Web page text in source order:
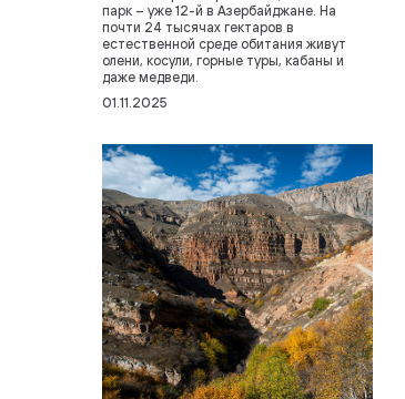
парк – уже 12-й в Азербайджане. На
почти 24 тысячах гектаров в
естественной среде обитания живут
олени, косули, горные туры, кабаны и
даже медведи.
01.11.2025